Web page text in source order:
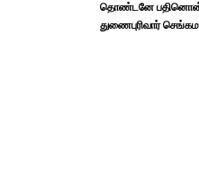
தொண்டனே
துணைபுரிவார்